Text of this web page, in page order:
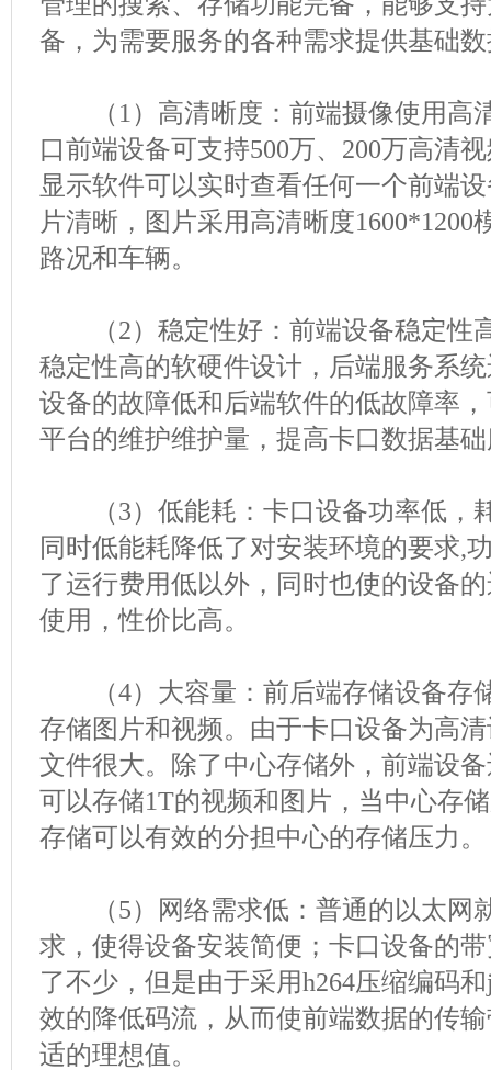
备，为需要服务的各种需求提供基础
（1）高清晰度：前端摄像使用高
口前端设备可支持500万、200万高清
显示软件可以实时查看任何一个前端
片清晰，图片采用高清晰度1600*1200
路况和车辆。
（2）稳定性好：前端设备稳定性
稳定性高的软硬件设计，后端服务系
设备的故障低和后端软件的低故障率
平台的维护维护量，提高卡口数据基
（3）低能耗：卡口设备功率低，
同时低能耗降低了对安装环境的要求,
了运行费用低以外，同时也使的设备
使用，性价比高。
（4）大容量：前后端存储设备存
存储图片和视频。由于卡口设备为高
文件很大。除了中心存储外，前端设
可以存储1T的视频和图片，当中心存
存储可以有效的分担中心的存储压力。
（5）网络需求低：普通的以太网
求，使得设备安装简便；卡口设备的
了不少，但是由于采用h264压缩编码
效的降低码流，从而使前端数据的传
适的理想值。